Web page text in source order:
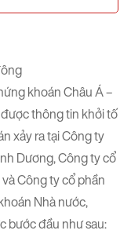
khoán Châu Á –
được thông tin khởi tố
xảy ra tại Công ty
Dương, Công ty cổ
Công ty cổ phần
Nhà nước,
bước đầu như sau: